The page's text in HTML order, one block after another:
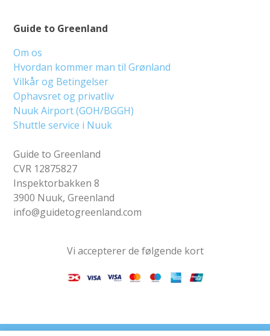
Guide to Greenland
Om os
Hvordan kommer man til Grønland
Vilkår og Betingelser
Ophavsret og privatliv
Nuuk Airport (GOH/BGGH)
Shuttle service i Nuuk
Guide to Greenland
CVR 12875827
Inspektorbakken 8
3900 Nuuk, Greenland
info@guidetogreenland.com
Vi accepterer de følgende kort